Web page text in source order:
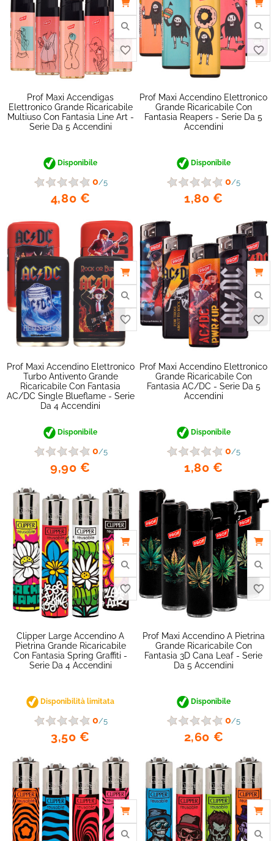
favorite_border
Prof Maxi Accendigas
Elettronico Grande Ricaricabile
Multiuso Con Fantasia Line Art -
Serie Da 5 Accendini
Disponibile
0/5
4,80 €
Prof Maxi Accendino Elettronico
Grande Ricaricabile Con
Fantasia Reapers - Serie Da 5
Accendini
Disponibile
0/5
1,80 €
Prof Maxi Accendino Elettronico
Turbo Antivento Grande
Ricaricabile Con Fantasia
AC/DC Single Blueflame - Serie
Da 4 Accendini
Disponibile
0/5
9,90 €
Prof Maxi Accendino Elettronico
Grande Ricaricabile Con
Fantasia AC/DC - Serie Da 5
Accendini
Disponibile
0/5
1,80 €
Clipper Large Accendino A
Pietrina Grande Ricaricabile
Con Fantasia Spring Graffiti -
Serie Da 4 Accendini
Disponibilità limitata
0/5
3,50 €
Prof Maxi Accendino A Pietrina
Grande Ricaricabile Con
Fantasia 3D Cana Leaf - Serie
Da 5 Accendini
Disponibile
0/5
2,60 €